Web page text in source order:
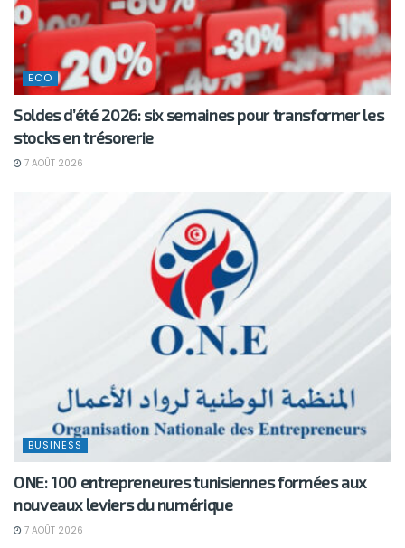
ECO
Soldes d’été 2026: six semaines pour transformer les
stocks en trésorerie
7 AOÛT 2026
BUSINESS
ONE: 100 entrepreneures tunisiennes formées aux
nouveaux leviers du numérique
7 AOÛT 2026